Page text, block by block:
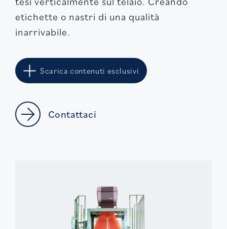
etichette o nastri di una qualità
inarrivabile.
Scarica contenuti esclusivi
Contattaci